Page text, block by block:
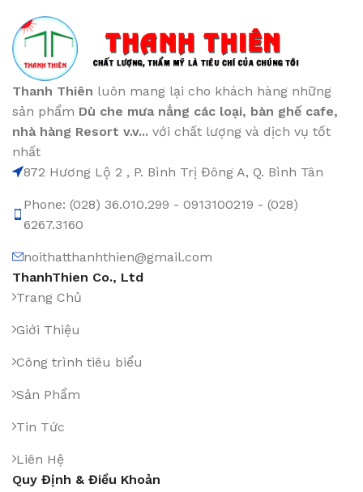
Thanh Thiên luôn mang lại cho khách hàng những
sản phẩm Dù che mưa nắng các loại, bàn ghế cafe,
nhà hàng Resort v.v... với chất lượng và dịch vụ tốt
nhất
872 Hương Lộ 2 , P. Bình Trị Đông A, Q. Bình Tân
Phone: (028) 36.010.299 - 0913100219 - (028)
6267.3160
noithatthanhthien@gmail.com
ThanhThien Co., Ltd
Trang Chủ
Giới Thiệu
Công trình tiêu biểu
Sản Phẩm
Tin Tức
Liên Hệ
Quy Định & Điều Khoản